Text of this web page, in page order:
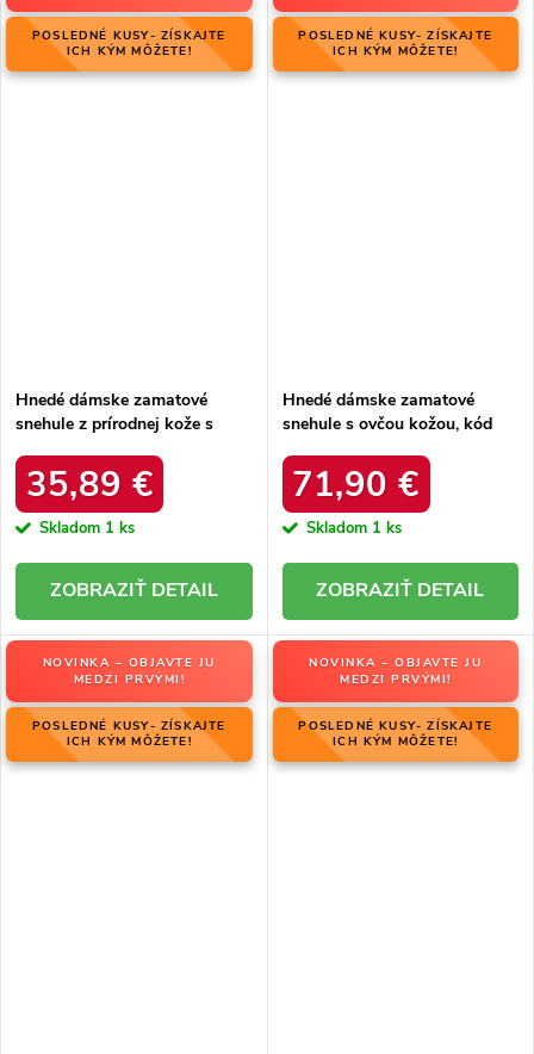
POSLEDNÉ KUSY- ZÍSKAJTE
ICH KÝM MÔŽETE!
Hnedé dámske zamatové
snehule z prírodnej kože s
produktu W5821 COFFEE
35,89 €
Skladom 1 ks
DETAIL
POSLEDNÉ KUSY- ZÍSKAJTE
ICH KÝM MÔŽETE!
Hnedé dámske zamatové
snehule s ovčou kožou, kód
71,90 €
Skladom 1 ks
DETAIL
NOVINKA – OBJAVTE JU
MEDZI PRVÝMI!
POSLEDNÉ KUSY- ZÍSKAJTE
ICH KÝM MÔŽETE!
NOVINKA – OBJAVTE JU
MEDZI PRVÝMI!
POSLEDNÉ KUSY- ZÍSKAJTE
ICH KÝM MÔŽETE!